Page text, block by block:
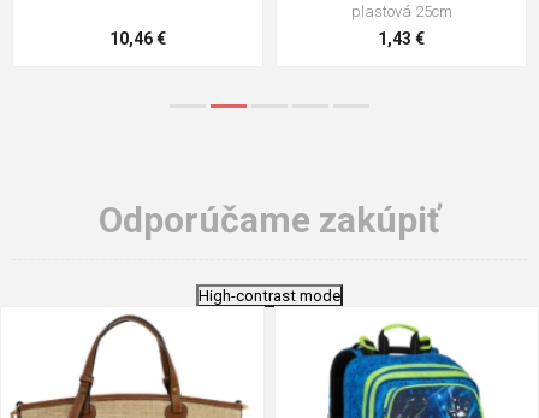
5,21 € 0,79 €
Odporúčame zakúpiť
High-contrast mode